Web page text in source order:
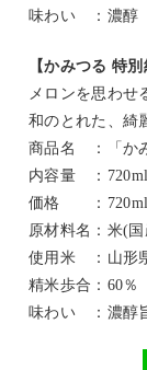
味わい ：濃醇
【かみつる 特
メロンを思わせ
和のとれた、綺
商品名 ：「か
内容量 ：720ml
価格 ：720ml/
原材料名：米(
使用米 ：山形
精米歩合：60％
味わい ：濃醇